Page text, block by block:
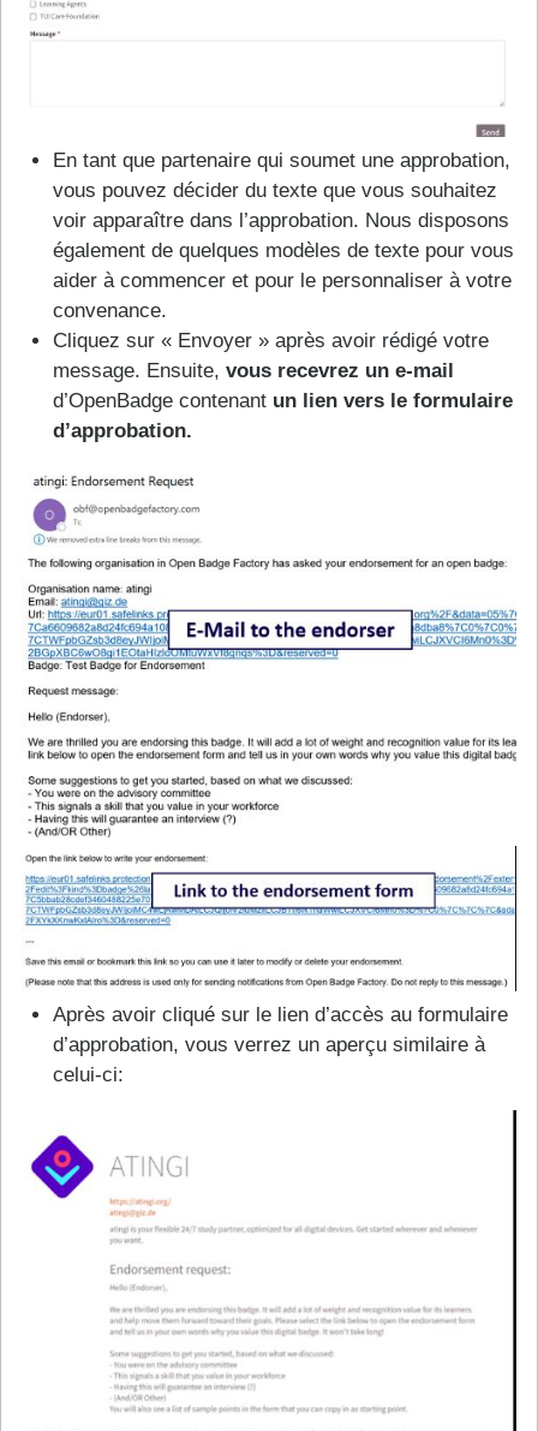
En tant que partenaire qui soumet une approbation,
vous pouvez décider du texte que vous souhaitez
voir apparaître dans l’approbation. Nous disposons
également de quelques modèles de texte pour vous
aider à commencer et pour le personnaliser à votre
convenance.
Cliquez sur « Envoyer » après avoir rédigé votre
message. Ensuite, vous recevrez un e-mail
d’OpenBadge contenant un lien vers le formulaire
d’approbation.
Après avoir cliqué sur le lien d’accès au formulaire
d’approbation, vous verrez un aperçu similaire à
celui-ci: